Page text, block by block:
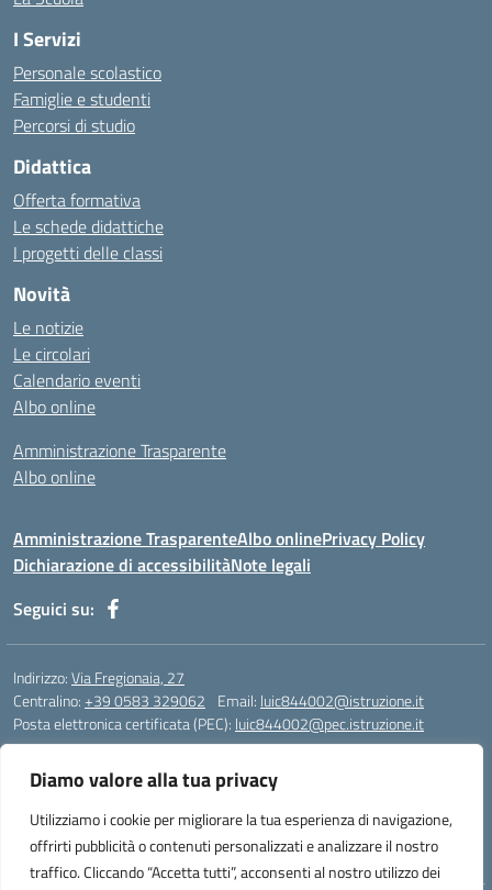
Diamo valore alla tua privacy
Utilizziamo i cookie per migliorare la tua esperienza di navigazione,
offrirti pubblicità o contenuti personalizzati e analizzare il nostro
traffico. Cliccando “Accetta tutti”, acconsenti al nostro utilizzo dei
I Servizi
Personale scolastico
Famiglie e studenti
Percorsi di studio
Didattica
Offerta formativa
Le schede didattiche
I progetti delle classi
Novità
Le notizie
Le circolari
Calendario eventi
Albo online
Amministrazione Trasparente
Albo online
Amministrazione TrasparenteAlbo onlinePrivacy Policy
Dichiarazione di accessibilitàNote legali
Seguici su:
Indirizzo:Via Fregionaia, 27
Centralino:+39 0583 329062 Email: luic844002@istruzione.it
Posta elettronica certificata (PEC): luic844002@pec.istruzione.it
Codice meccanografico:luic844002
Codice Indice delle Pubbliche Amministrazioni (IPA): istsc_luic844002
Codice unico di fatturazione (CUF): UF76KO